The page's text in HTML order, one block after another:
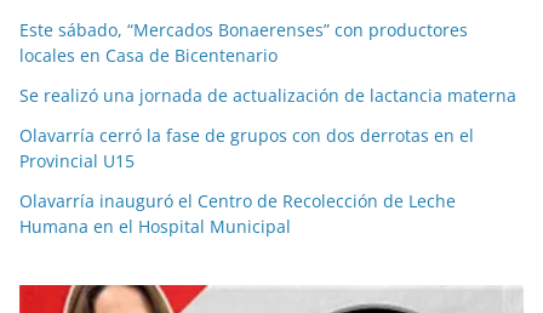
Este sábado, “Mercados Bonaerenses” con productores
locales en Casa de Bicentenario
Se realizó una jornada de actualización de lactancia materna
Olavarría cerró la fase de grupos con dos derrotas en el
Provincial U15
Olavarría inauguró el Centro de Recolección de Leche
Humana en el Hospital Municipal